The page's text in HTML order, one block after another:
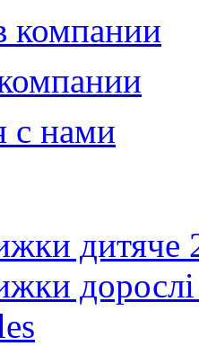
компании
с нами
дитяче